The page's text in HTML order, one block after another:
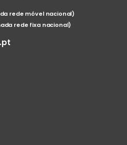
rede móvel nacional)
rede fixa nacional)